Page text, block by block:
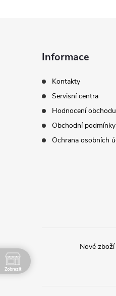
ý
i
s
u
Informace
Kontakty
Servisní centra
Hodnocení obchodu
Obchodní podmínky
Ochrana osobních
Nové zboží
Zobrazit